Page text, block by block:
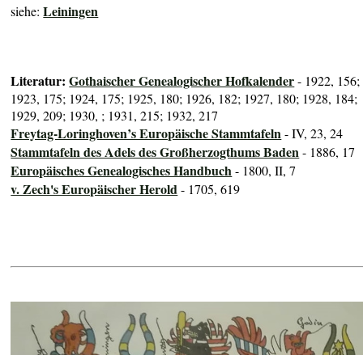
siehe:Leiningen
Literatur:Gothaischer Genealogischer Hofkalender- 1922, 156;
1923, 175; 1924, 175; 1925, 180; 1926, 182; 1927, 180; 1928, 184;
1929, 209; 1930, ; 1931, 215; 1932, 217
Freytag-Loringhoven’s Europäische Stammtafeln- IV, 23, 24
Stammtafeln des Adels des Großherzogthums Baden- 1886, 17
Europäisches Genealogisches Handbuch- 1800, II, 7
v. Zech's Europäischer Herold- 1705, 619